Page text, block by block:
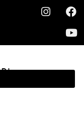
DI